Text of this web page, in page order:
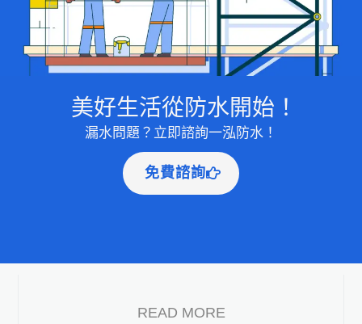
美好生活從防水開始！
漏水問題？立即諮詢一泓防水！
免費諮詢
READ MORE